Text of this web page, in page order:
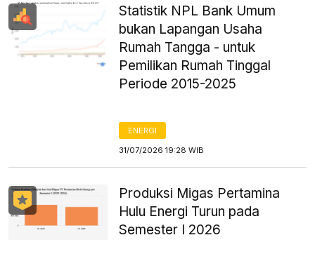
Statistik NPL Bank Umum
bukan Lapangan Usaha
Rumah Tangga - untuk
Pemilikan Rumah Tinggal
Periode 2015-2025
ENERGI
31/07/2026 19:28 WIB
Produksi Migas Pertamina
Hulu Energi Turun pada
Semester I 2026